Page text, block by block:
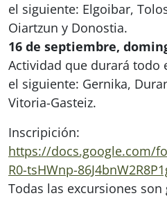
el siguiente: Elgoibar,
Oiartzun y Donostia.
16 de septiembre,
Actividad que durará todo
el siguiente: Gernika,
Vitoria-Gasteiz.
Inscripición:
https://docs.google.com/
R0-tsHWnp-
Todas las excursiones